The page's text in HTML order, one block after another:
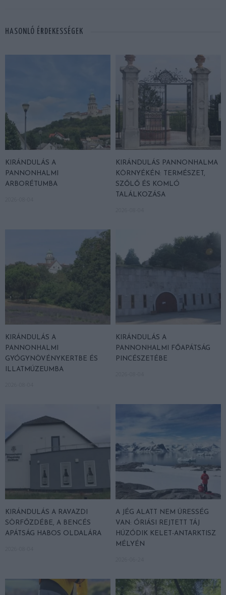
HASONLÓ ÉRDEKESSÉGEK
KIRÁNDULÁS A
PANNONHALMI
ARBORÉTUMBA
KIRÁNDULÁS PANNONHALMA
KÖRNYÉKÉN: TERMÉSZET,
SZŐLŐ ÉS KOMLÓ
TALÁLKOZÁSA
KIRÁNDULÁS A
PANNONHALMI
GYÓGYNÖVÉNYKERTBE ÉS
ILLATMÚZEUMBA
KIRÁNDULÁS A
PANNONHALMI FŐAPÁTSÁG
PINCÉSZETÉBE
KIRÁNDULÁS A RAVAZDI
SÖRFŐZDÉBE, A BENCÉS
APÁTSÁG HABOS OLDALÁRA
A JÉG ALATT NEM ÜRESSÉG
VAN: ÓRIÁSI REJTETT TÁJ
HÚZÓDIK KELET-ANTARKTISZ
MÉLYÉN